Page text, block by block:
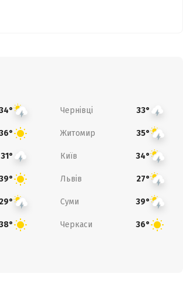
Чернівці 33°
Житомир 35°
31° Київ 34°
Львів 27°
29° Суми 39°
Черкаси 36°